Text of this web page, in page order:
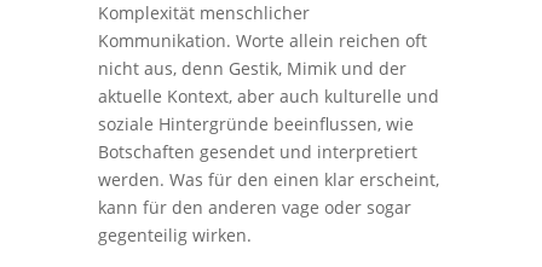
Komplexität menschlicher
Kommunikation. Worte allein reichen oft
nicht aus, denn Gestik, Mimik und der
aktuelle Kontext, aber auch kulturelle und
soziale Hintergründe beeinflussen, wie
Botschaften gesendet und interpretiert
werden. Was für den einen klar erscheint,
kann für den anderen vage oder sogar
gegenteilig wirken.